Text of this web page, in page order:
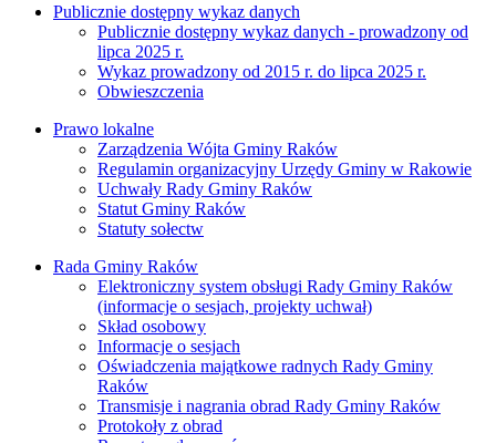
Publicznie dostępny wykaz danych
Publicznie dostępny wykaz danych - prowadzony od
lipca 2025 r.
Wykaz prowadzony od 2015 r. do lipca 2025 r.
Obwieszczenia
Prawo lokalne
Zarządzenia Wójta Gminy Raków
Regulamin organizacyjny Urzędy Gminy w Rakowie
Uchwały Rady Gminy Raków
Statut Gminy Raków
Statuty sołectw
Rada Gminy Raków
Elektroniczny system obsługi Rady Gminy Raków
(informacje o sesjach, projekty uchwał)
Skład osobowy
Informacje o sesjach
Oświadczenia majątkowe radnych Rady Gminy
Raków
Transmisje i nagrania obrad Rady Gminy Raków
Protokoły z obrad